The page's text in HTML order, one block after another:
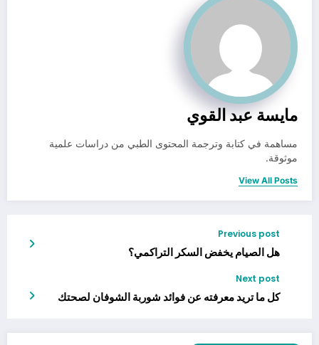
مايسة عبد القوي
مساهمة في كتابة وترجمة المحتوى الطبي من دراسات علمية
موثوقة.
View All Posts
Previous post
هل الصيام يخفض السكر التراكمي؟
Next post
كل ما تريد معرفته عن فوائد شوربة الشوفان لصحتك